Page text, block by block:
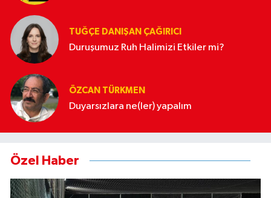
TUĞÇE DANIŞAN ÇAĞIRICI
Duruşumuz Ruh Halimizi Etkiler mi?
ÖZCAN TÜRKMEN
Duyarsızlara ne(ler) yapalım
Özel Haber